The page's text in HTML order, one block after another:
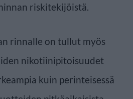
riskitekijöistä.
rinnalle on tullut myös
nikotiinipitoisuudet
kuin perinteisessä